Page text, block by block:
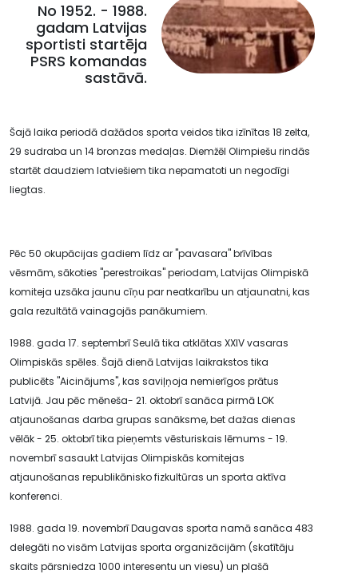
No 1952. - 1988.
gadam Latvijas
sportisti startēja
PSRS komandas
sastāvā.
Šajā laika periodā dažādos sporta veidos tika izīnītas 18 zelta,
29 sudraba un 14 bronzas medaļas. Diemžēl Olimpiešu rindās
startēt daudziem latviešiem tika nepamatoti un negodīgi
liegtas.
Pēc 50 okupācijas gadiem līdz ar "pavasara" brīvības
vēsmām, sākoties "perestroikas" periodam, Latvijas Olimpiskā
komiteja uzsāka jaunu cīņu par neatkarību un atjaunatni, kas
gala rezultātā vainagojās panākumiem.
1988. gada 17. septembrī Seulā tika atklātas XXIV vasaras
Olimpiskās spēles. Šajā dienā Latvijas laikrakstos tika
publicēts "Aicinājums", kas saviļņoja nemierīgos prātus
Latvijā. Jau pēc mēneša- 21. oktobrī sanāca pirmā LOK
atjaunošanas darba grupas sanāksme, bet dažas dienas
vēlāk - 25. oktobrī tika pieņemts vēsturiskais lēmums - 19.
novembrī sasaukt Latvijas Olimpiskās komitejas
atjaunošanas republikānisko fizkultūras un sporta aktīva
konferenci.
1988. gada 19. novembrī Daugavas sporta namā sanāca 483
delegāti no visām Latvijas sporta organizācijām (skatītāju
skaits pārsniedza 1000 interesentu un viesu) un plašā